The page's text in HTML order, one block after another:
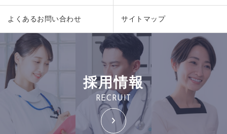
よくあるお問い合わせ サイトマップ
採用情報
RECRUIT